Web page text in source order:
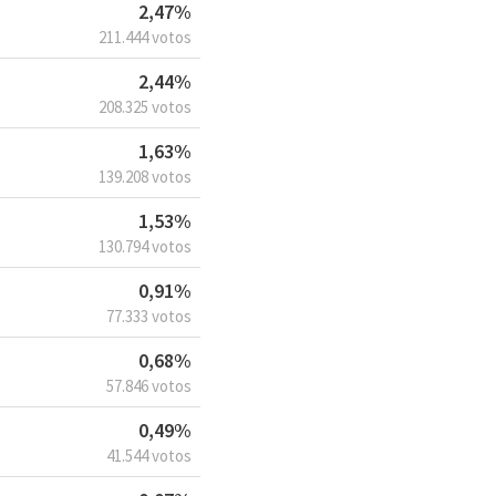
2,47%
211.444 votos
2,44%
208.325 votos
1,63%
139.208 votos
1,53%
130.794 votos
0,91%
77.333 votos
0,68%
57.846 votos
0,49%
41.544 votos